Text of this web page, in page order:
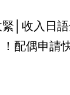
│收入日
配偶申請